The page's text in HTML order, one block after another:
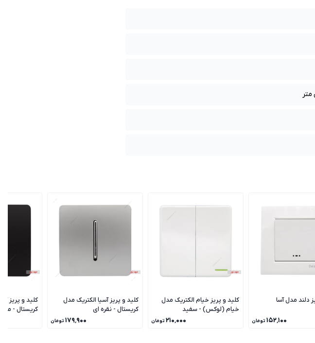
دلند مدل آسا
۱۵۲٬۱۰۰ تومان
کلید و پریز خیام الکتریک مدل
خیام (لوکس) - سفید
۲۱۰٬۰۰۰ تومان
کلید و پریز آسیا الکتریک مدل
کریستال - نقره ای
۱۷۹٬۹۰۰ تومان
کلید و پریز
کریستال -